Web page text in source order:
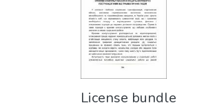
License bundle